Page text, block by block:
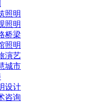
照明
照明
桥梁
照明
演艺
城市
设计
咨询